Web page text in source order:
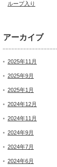
ループ入り
アーカイブ
2025年11月
2025年9月
2025年1月
2024年12月
2024年11月
2024年9月
2024年7月
2024年6月